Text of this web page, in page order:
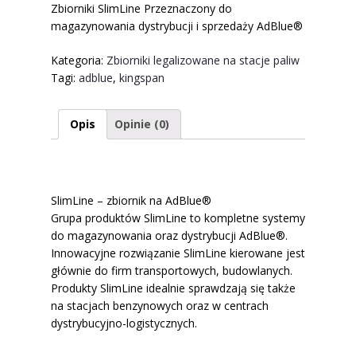
Zbiorniki SlimLine Przeznaczony do
magazynowania dystrybucji i sprzedaży AdBlue®
Kategoria: Zbiorniki legalizowane na stacje paliw
Tagi: adblue, kingspan
Opis Opinie (0)
SlimLine – zbiornik na AdBlue®
Grupa produktów SlimLine to kompletne systemy
do magazynowania oraz dystrybucji AdBlue®.
Innowacyjne rozwiązanie SlimLine kierowane jest
głównie do firm transportowych, budowlanych.
Produkty SlimLine idealnie sprawdzają się także
na stacjach benzynowych oraz w centrach
dystrybucyjno-logistycznych.